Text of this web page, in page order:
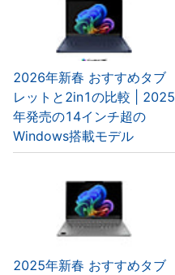
2026年新春 おすすめタブ
レットと2in1の比較 | 2025
年発売の14インチ超の
Windows搭載モデル
2025年新春 おすすめタブ